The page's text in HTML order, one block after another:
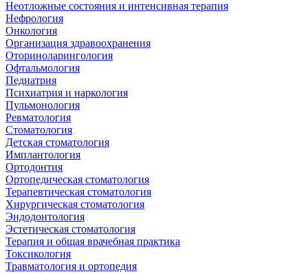
Неотложные состояния и интенсивная терапия
Нефрология
Онкология
Организация здравоохранения
Оториноларингология
Офтальмология
Педиатрия
Психиатрия и наркология
Пульмонология
Ревматология
Стоматология
Детская стоматология
Имплантология
Ортодонтия
Ортопедическая стоматология
Терапевтическая стоматология
Хирургическая стоматология
Эндодонтология
Эстетическая стоматология
Терапия и общая врачебная практика
Токсикология
Травматология и ортопедия